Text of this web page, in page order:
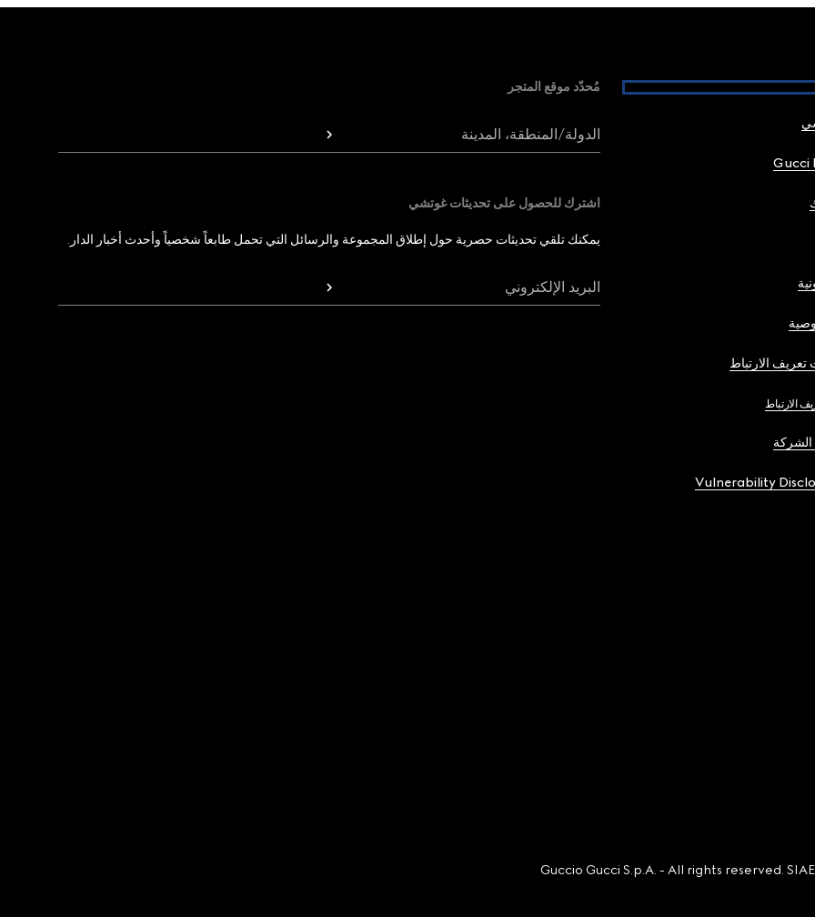
Gucci
الارتباط
الارتباط
Vulnerability
مُحدّد موقع المتجر
الدولة/المنطقة، المدينة
اشترك للحصول على تحديثات غوتشي
يمكنك تلقي تحديثات حصرية حول إطلاق المجموعة والرسائل التي تحمل طابعاً شخصياً وأحدث أخبار الدار.
البريد الإلكتروني